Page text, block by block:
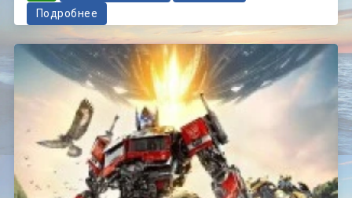
Подробнее